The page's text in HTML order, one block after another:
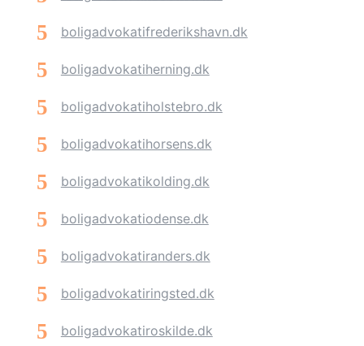
boligadvokatifrederikshavn.dk
boligadvokatiherning.dk
boligadvokatiholstebro.dk
boligadvokatihorsens.dk
boligadvokatikolding.dk
boligadvokatiodense.dk
boligadvokatiranders.dk
boligadvokatiringsted.dk
boligadvokatiroskilde.dk